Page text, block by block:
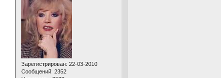
Зарегистрирован: 22-03-2010
Сообщений: 2352